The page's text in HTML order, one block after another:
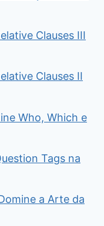
Clauses III
Clauses II
Who, Which e
Tags na
a Arte da